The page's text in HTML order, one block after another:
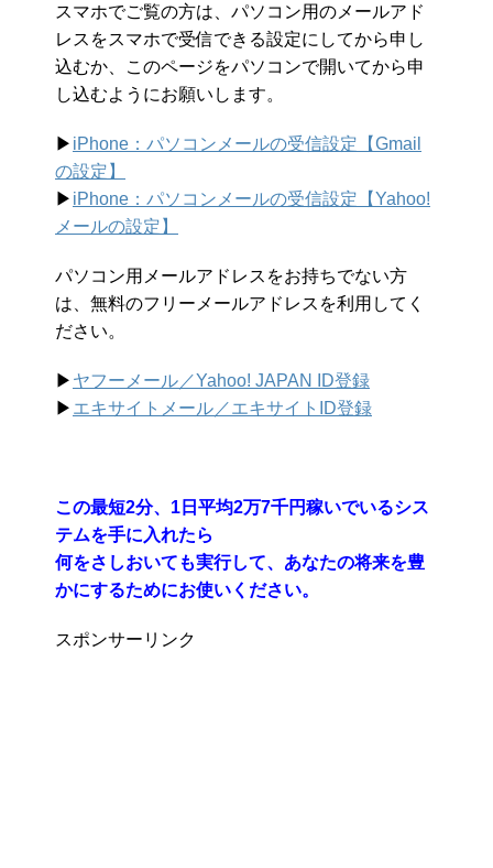
スマホでご覧の方は、パソコン用のメールアド
レスをスマホで受信できる設定にしてから申し
込むか、このページをパソコンで開いてから申
し込むようにお願いします。
▶︎ iPhone：パソコンメールの受信設定【Gmail
の設定】
▶︎ iPhone：パソコンメールの受信設定【Yahoo!
メールの設定】
パソコン用メールアドレスをお持ちでない方
は、無料のフリーメールアドレスを利用してく
ださい。
▶︎ ヤフーメール／Yahoo! JAPAN ID登録
▶︎ エキサイトメール／エキサイトID登録
この最短2分、1日平均2万7千円稼いでいるシス
テムを手に入れたら
何をさしおいても実行して、あなたの将来を豊
かにするためにお使いください。
スポンサーリンク